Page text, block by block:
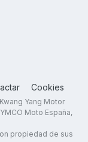
Cookies
Yang Motor
Moto España,
propiedad de sus